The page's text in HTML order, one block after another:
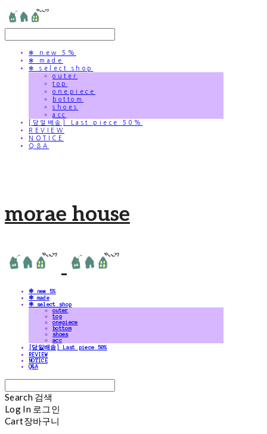
✻ new 5%
✻ made
✻ select shop
outer
top
onepiece
bottom
shoes
acc
[당일배송] Last piece 50%
REVIEW
NOTICE
Q&A
morae house
✻ new 5%
✻ made
✻ select shop
outer
top
onepiece
bottom
shoes
acc
[당일배송] Last piece 50%
REVIEW
NOTICE
Q&A
Search 검색
Log In 로그인
Cart장바구니